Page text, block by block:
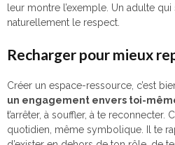
leur montre l’exemple. Un adulte
naturellement le respect.
Recharger pour mieux
Créer un espace-ressource, c’est
un engagement envers toi-
t’arrêter, à souffler, à te reconnecter.
quotidien, même symbolique. Il te